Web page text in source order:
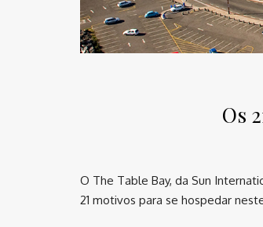
Os
O The Table Bay, da Sun
21 motivos para se hospedar